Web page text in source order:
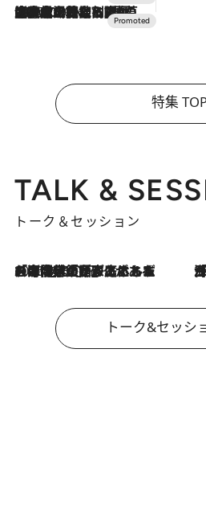
2026.7.10
NEW OPEN！【界 草津】名湯の地に誕生。趣の異なる2種の温泉と上州ならではの会席・蕎麦割烹など美食を味わう究極の癒やし旅
特集
TALK &
トーク＆セッション
2026.8.3
「今後値上げがあるとすれば…」「リスクがあるのは今年の冬」エネルギー専門家が語る、ホルムズ海峡封鎖が家庭にもたらす“ある心配” 「住宅建てら
トーク&セッシ